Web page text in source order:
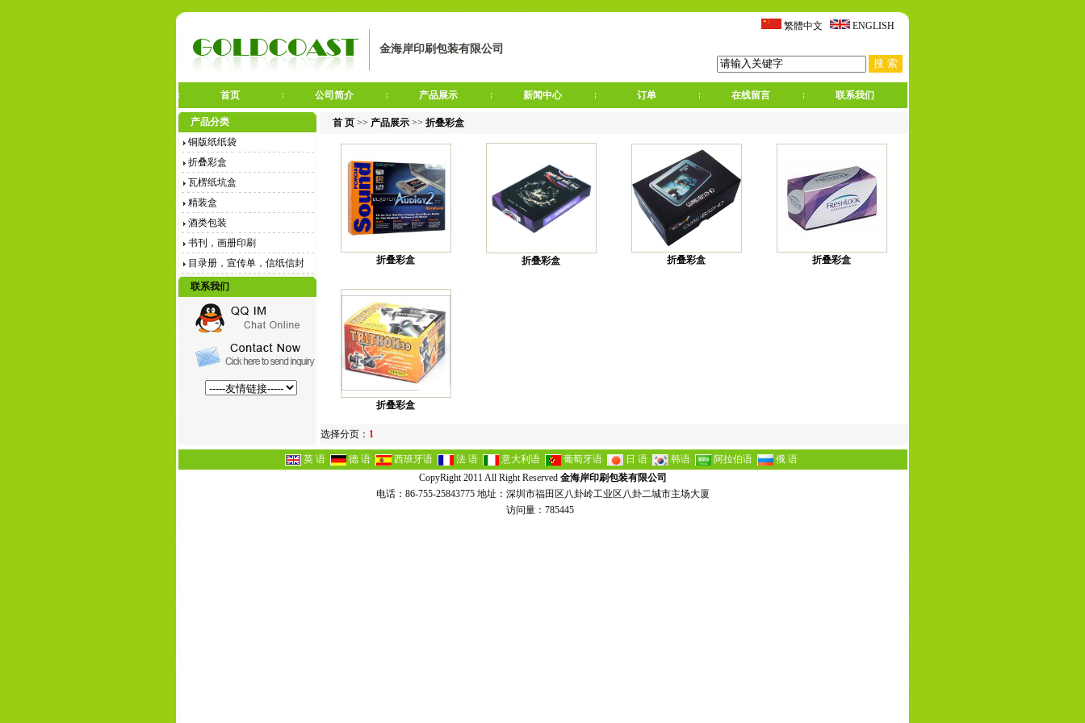
金海岸印刷包装有限公司
繁體中文 ENGLISH
首页 公司简介 产品展示 新闻中心 订单 在线留言 联系我们
产品分类
铜版纸纸袋
折叠彩盒
瓦楞纸坑盒
精装盒
酒类包装
书刊，画册印刷
目录册，宣传单，信纸信封
联系我们
首 页>> 产品展示>> 折叠彩盒
折叠彩盒 折叠彩盒 折叠彩盒 折叠彩盒
折叠彩盒
选择分页： 1
英 语 德 语 西班牙语 法 语 意大利语 葡萄牙语 日 语 韩语 阿拉伯语
俄 语
CopyRight 2011 All Right Reserved 金海岸印刷包装有限公司
电话：86-755-25843775 地址：深圳市福田区八卦岭工业区八卦二城市主场大厦
访问量：785445